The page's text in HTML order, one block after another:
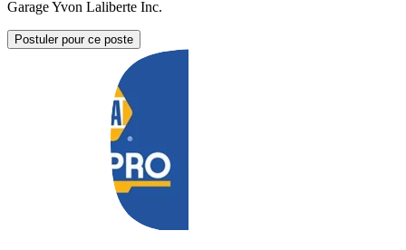
Garage Yvon Laliberte Inc.
Postuler pour ce poste